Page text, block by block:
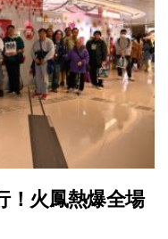
！火鳳熱爆全場